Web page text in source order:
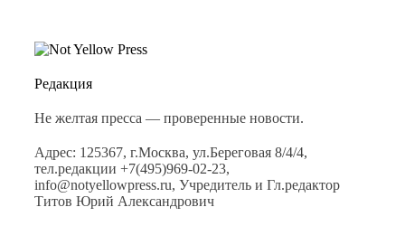
Редакция
Не желтая пресса — проверенные новости.
Адрес: 125367, г.Москва, ул.Береговая 8/4/4,
тел.редакции +7(495)969-02-23,
info@notyellowpress.ru, Учредитель и Гл.редактор
Титов Юрий Александрович